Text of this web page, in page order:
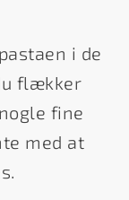
i de
flækker
fine
med at